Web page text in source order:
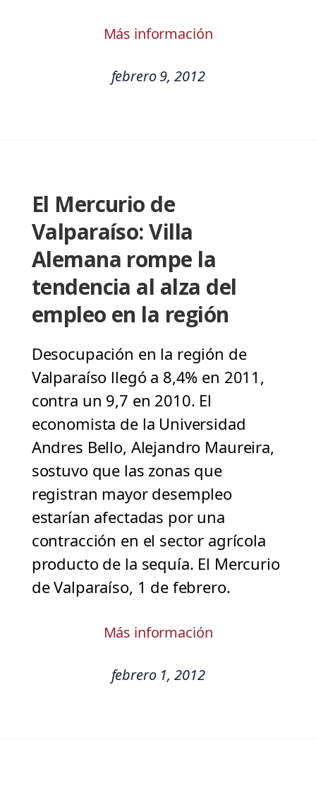
Más información
febrero 9, 2012
El Mercurio de
Valparaíso: Villa
Alemana rompe la
tendencia al alza del
empleo en la región
Desocupación en la región de
Valparaíso llegó a 8,4% en 2011,
contra un 9,7 en 2010. El
economista de la Universidad
Andres Bello, Alejandro Maureira,
sostuvo que las zonas que
registran mayor desempleo
estarían afectadas por una
contracción en el sector agrícola
producto de la sequía. El Mercurio
de Valparaíso, 1 de febrero.
Más información
febrero 1, 2012